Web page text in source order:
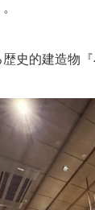
史的建造物